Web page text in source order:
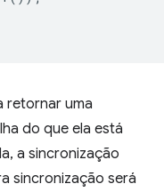
retornar uma
do que ela está
a sincronização
sincronização será